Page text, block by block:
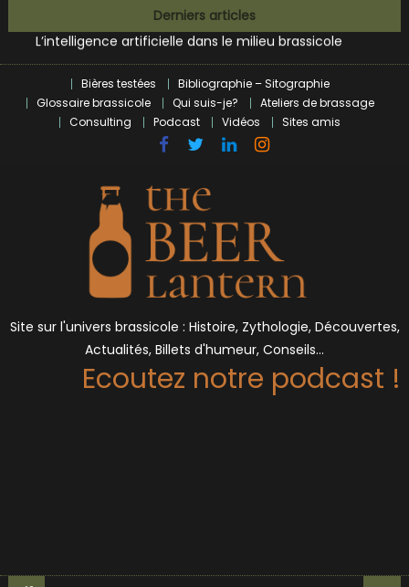
to
Derniers articles
L’intelligence artificielle dans le milieu brassicole
BrewDog racheté par Tilray pour une bouchée de pain ?
Bières et célébrités
Bières testées
Bibliographie – Sitographie
Glossaire brassicole
Qui suis-je?
Ateliers de brassage
Consulting
Podcast Vidéos Sites amis
Site sur l'univers brassicole : Histoire, Zythologie, Découvertes,
Actualités, Billets d'humeur, Conseils…
Ecoutez notre podcast !